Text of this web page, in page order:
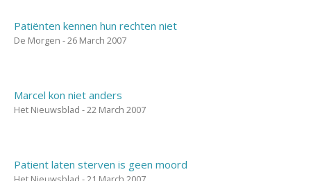
Patiënten kennen hun rechten niet
De Morgen - 26 March 2007
Marcel kon niet anders
Het Nieuwsblad - 22 March 2007
Patient laten sterven is geen moord